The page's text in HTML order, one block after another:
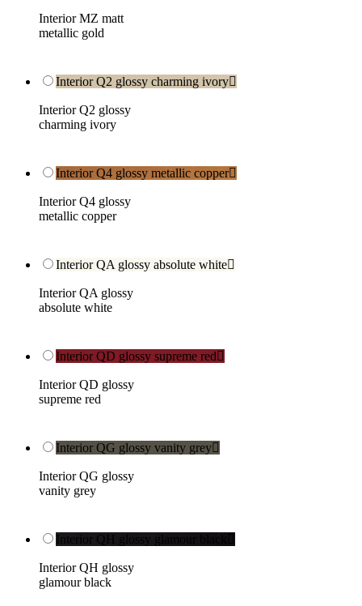
Interior MZ matt
metallic gold
Interior Q2 glossy charming ivory
Interior Q2 glossy
charming ivory
Interior Q4 glossy metallic copper
Interior Q4 glossy
metallic copper
Interior QA glossy absolute white
Interior QA glossy
absolute white
Interior QD glossy supreme red
Interior QD glossy
supreme red
Interior QG glossy vanity grey
Interior QG glossy
vanity grey
Interior QH glossy glamour black
Interior QH glossy
glamour black